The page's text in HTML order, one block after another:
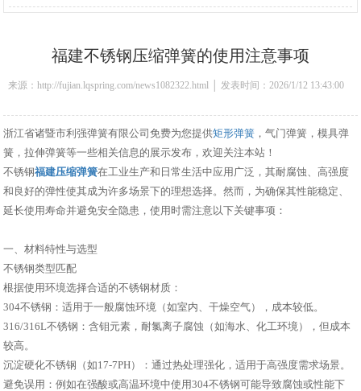
福建不锈钢压缩弹簧的使用注意事项
来源：http://fujian.lqspring.com/news1082322.html │ 发表时间：2026/1/12 13:43:00
浙江省诸暨市利强弹簧有限公司免费为您提供矩形弹簧 ，气门弹簧，模具弹
簧，拉伸弹簧等一些相关信息的展示发布，欢迎关注本站！
不锈钢福建压缩弹簧在工业生产和日常生活中应用广泛，其耐腐蚀、高强度
和良好的弹性使其成为许多场景下的理想选择。然而，为确保其性能稳定、
延长使用寿命并避免安全隐患，使用时需注意以下关键事项：
一、材料特性与选型
不锈钢类型匹配
根据使用环境选择合适的不锈钢材质：
304不锈钢：适用于一般腐蚀环境（如室内、干燥空气），成本较低。
316/316L不锈钢：含钼元素，耐氯离子腐蚀（如海水、化工环境），但成本
较高。
沉淀硬化不锈钢（如17-7PH）：通过热处理强化，适用于高强度需求场景。
避免误用：例如在强酸或高温环境中使用304不锈钢可能导致腐蚀或性能下